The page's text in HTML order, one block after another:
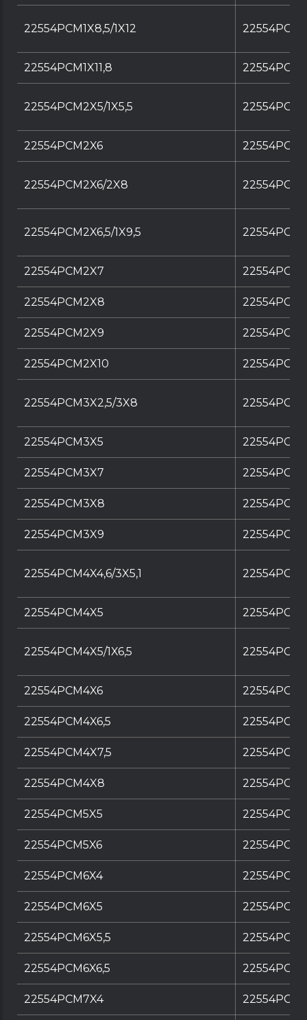
22554PCM1X8,5/1X12
22554PCM1X11,8
22554PCM2X5/1X5,5
22554PCM2X6
22554PCM2X6/2X8
22554PCM2X6,5/1X9,5
22554PCM2X7
22554PCM2X8
22554PCM2X9
22554PCM2X10
22554PCM3X2,5/3X8
22554PCM3X5
22554PCM3X7
22554PCM3X8
22554PCM3X9
22554PCM4X4,6/3X5,1
22554PCM4X5
22554PCM4X5/1X6,5
22554PCM4X6
22554PCM4X6,5
22554PCM4X7,5
22554PCM4X8
22554PCM5X5
22554PCM5X6
22554PCM6X4
22554PCM6X5
22554PCM6X5,5
22554PCM6X6,5
22554PCM7X4